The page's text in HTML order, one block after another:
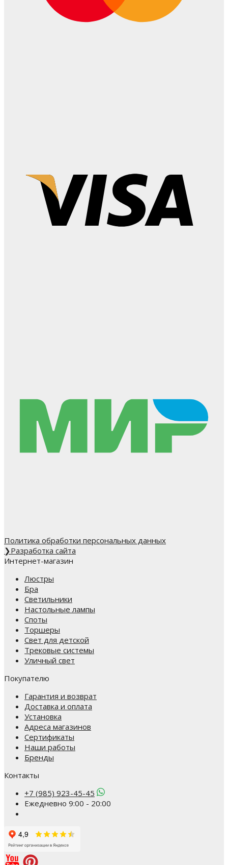
Политика обработки персональных данных
❯Разработка сайта
Интернет-магазин
Люстры
Бра
Светильники
Настольные лампы
Споты
Торшеры
Свет для детской
Трековые системы
Уличный свет
Покупателю
Гарантия и возврат
Доставка и оплата
Установка
Адреса магазинов
Сертификаты
Наши работы
Бренды
Контакты
+7 (985) 923-45-45
Ежедневно 9:00 - 20:00